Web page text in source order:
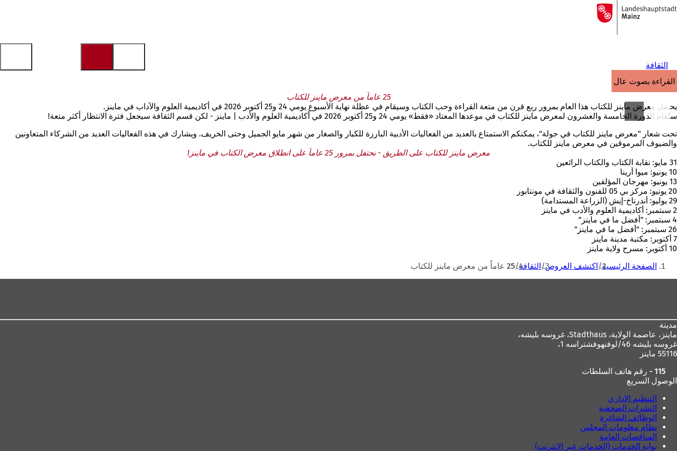
الانتقال إلى المحتوى
إلى
الصفحة
الثقافة
القراءة بصوت عالٍ
25 عاماً من معرض ماينز للكتاب
يحتفل معرض ماينز للكتاب هذا العام بمرور ربع قرن من متعة القراءة وحب الكتاب وسيقام في عطلة نهاية الأسبوع يومي 24 و25 أكتوبر 2026 في أكاديمية العلوم والآداب في ماينز.
ستُقام الدورة الخامسة والعشرون لمعرض ماينز للكتاب في موعدها المعتاد «فقط» يومي 24 و25 أكتوبر 2026 في أكاديمية العلوم والأدب | ماينز - لكن قسم الثقافة سيجعل فترة الانتظار أكثر متعة!
تحت شعار "معرض ماينز للكتاب في جولة"، يمكنكم الاستمتاع بالعديد من الفعاليات الأدبية البارزة للكبار والصغار من شهر مايو الجميل وحتى الخريف. ويشارك في هذه الفعاليات العديد من الشركاء المتعاونين
والضيوف المرموقين في معرض ماينز للكتاب.
معرض ماينز للكتاب على الطريق - نحتفل بمرور 25 عاماً على انطلاق معرض الكتاب في ماينز!
31 مايو: نقابة الكتاب والكتاب الرائعين
10 يونيو: ميوا أرينا
13 يونيو: مهرجان المؤلفين
20 يونيو: مركز بي 05 للفنون والثقافة في مونتابور
29 يوليو: أندرناخ-إيش (الزراعة المستدامة)
2 سبتمبر: أكاديمية العلوم والأدب في ماينز
4 سبتمبر: "أفضل ما في ماينز"
26 سبتمبر: "أفضل ما في ماينز"
7 أكتوبر: مكتبة مدينة ماينز
10 أكتوبر: مسرح ولاية ماينز
أنت الصفحة الرئيسية اكتشف العروض الثقافة 25 عاماً من معرض ماينز للكتاب
مدينة
ماينز، عاصمة الولاية،
غروسه بليشه 46/لوفنهوفشتراسه 1،
55116 ماينز
115 - رقم هاتف السلطات
الوصول السريع
التنظيم الإداري
النشرات الصحفية
الوظائف الشاغرة
نظام معلومات المجلس
المناقصات العامة
بوابة الخدمات (الخدمات عبر الإنترنت)